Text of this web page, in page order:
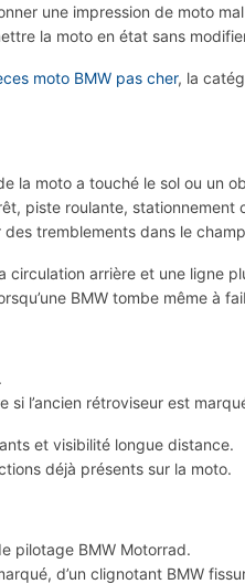
une impression de moto
la moto en état sans
moto BMW pas cher, la
la moto a touché le sol ou un
piste roulante,
tremblements dans le
arrière et une ligne
BMW tombe même à
l’ancien rétroviseur est
et visibilité longue distance.
déjà présents sur la moto.
pilotage BMW Motorrad.
d’un clignotant BMW